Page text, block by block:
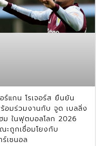
ร์แกน โรเจอร์ส ยืนยัน
อมร่วมงานกับ จูด เบลลิ่ง
ม ในฟุตบอลโลก 2026
ะถูกเชื่อมโยงกับ
ร์เซนอล